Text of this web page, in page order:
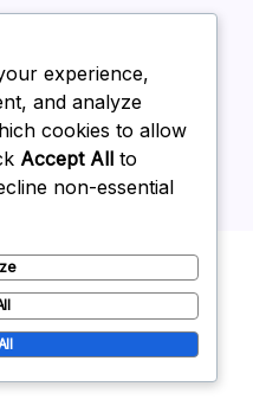
succès en club,
experience,
and analyze
cookies to allow
Accept All to
non-essential